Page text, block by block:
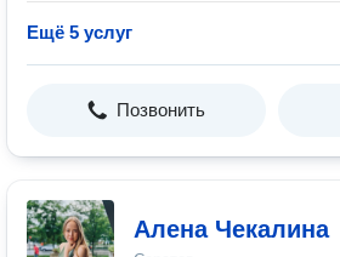
Ещё 5 услуг
Позвонить
Алена Чекалина